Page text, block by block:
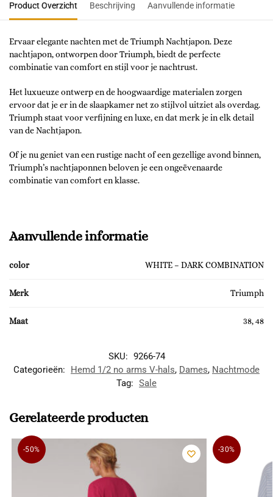
Product Overzicht Beschrijving Aanvullende informatie
Ervaar elegante nachten met de Triumph Nachtjapon. Deze
nachtjapon, ontworpen door Triumph, biedt de perfecte
combinatie van comfort en stijl voor je nachtrust.
Het luxueuze ontwerp en de hoogwaardige materialen zorgen
ervoor dat je er in de slaapkamer net zo stijlvol uitziet als overdag.
Triumph staat voor verfijning en luxe, en dat merk je in elk detail
van de Nachtjapon.
Of je nu geniet van een rustige nacht of een gezellige avond binnen,
Triumph’s nachtjaponnen beloven je een ongeëvenaarde
combinatie van comfort en klasse.
Aanvullende informatie
color WHITE – DARK COMBINATION
Merk Triumph
Maat 38, 48
SKU: 9266-74
Categorieën:
Hemd 1/2 no arms V-hals, Dames, Nachtmode
Tag: Sale
Gerelateerde producten
-50% -30%